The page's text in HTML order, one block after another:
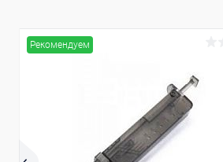
Рекомендуем